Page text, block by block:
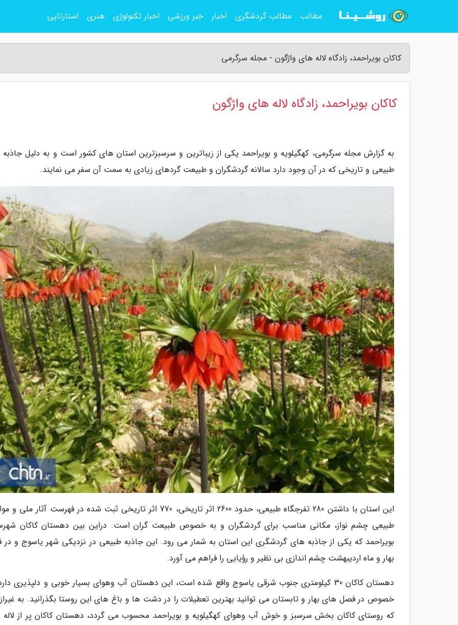
کاکان بویراحمد، زادگاه لاله های واژگون - مجله سرگرمی
کاکان بویراحمد، زادگاه لاله های واژگون
به گزارش مجله سرگرمی، کهگیلویه و بویراحمد یکی از زیباترین و سرسبزترین استان های کشور است و به دلیل
طبیعی و تاریخی که در آن وجود دارد سالانه گردشگران و طبیعت گردهای زیادی به سمت آن سفر می نمایند.
این استان با داشتن 280 تفرجگاه طبیعی، حدود 2600 اثر تاریخی، 770 اثر تاریخی ثبت شده در فهرست آثار
طبیعی چشم نواز، مکانی مناسب برای گردشگران و به خصوص طبیعت گران است. دراین بین دهستان کاکان
بویراحمد که یکی از جاذبه های گردشگری این استان به شمار می رود. این جاذبه طبیعی در نزدیکی شهر یاسوج و
بهار و ماه اردیبهشت چشم اندازی بی نظیر و رؤیایی را فراهم می آورد.
دهستان کاکان 30 کیلومتری جنوب شرقی یاسوج واقع شده است، این دهستان آب وهوای بسیار خوبی و دلپذیری
خصوص در فصل های بهار و تابستان می توانید بهترین تعطیلات را در دشت ها و باغ های این روستا بگذرانید. به
که روستای کاکان بخش سرسبز و خوش آب وهوای کهگیلویه و بویراحمد محسوب می گردد، دهستان کاکان پر از
مطالب مطالب گردشگری اخبار خبر ورزشی اخبار تکنولوژی هنری استارتاپی